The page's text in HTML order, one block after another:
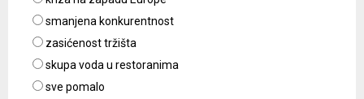
smanjena konkurentnost
zasićenost tržišta
skupa voda u restoranima
sve pomalo